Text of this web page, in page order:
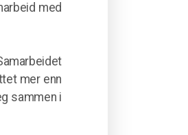
med
mer enn
sammen i